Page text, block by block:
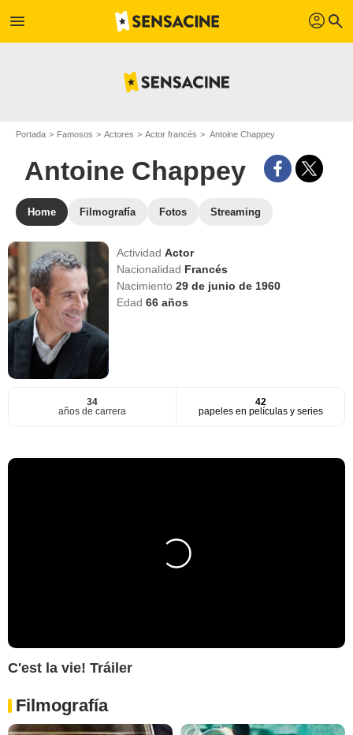
menu profil search
Portada Famosos Actores Actor francés Antoine Chappey
Antoine Chappey
Home Filmografía Fotos Streaming
ActividadActor
Nacionalidad Francés
Nacimiento29 de junio de 1960
Edad66 años
34
años de carrera
42
papeles en películas y series
C'est la vie! Tráiler
Filmografía